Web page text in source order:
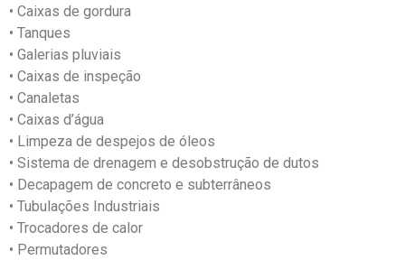
• Caixas de gordura
• Tanques
• Galerias pluviais
• Caixas de inspeção
• Canaletas
• Caixas d’água
• Limpeza de despejos de óleos
• Sistema de drenagem e desobstrução de dutos
• Decapagem de concreto e subterrâneos
• Tubulações Industriais
• Trocadores de calor
• Permutadores